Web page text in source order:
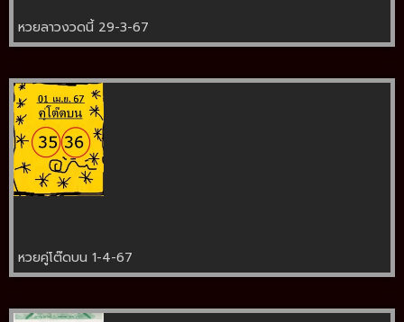
หวยลาวงวดนี้ 29-3-67
หวยคู่โต๊ดบน 1-4-67